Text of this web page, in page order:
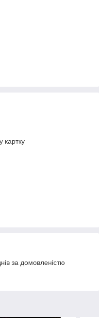
картку
за домовленістю